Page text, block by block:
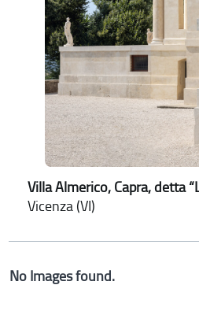
Villa Almerico, Capra, detta
Vicenza (VI)
No Images found.